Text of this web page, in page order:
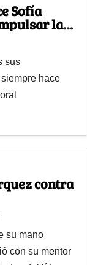
Sofía
la
sus
hace
contra
su mano
con su mentor